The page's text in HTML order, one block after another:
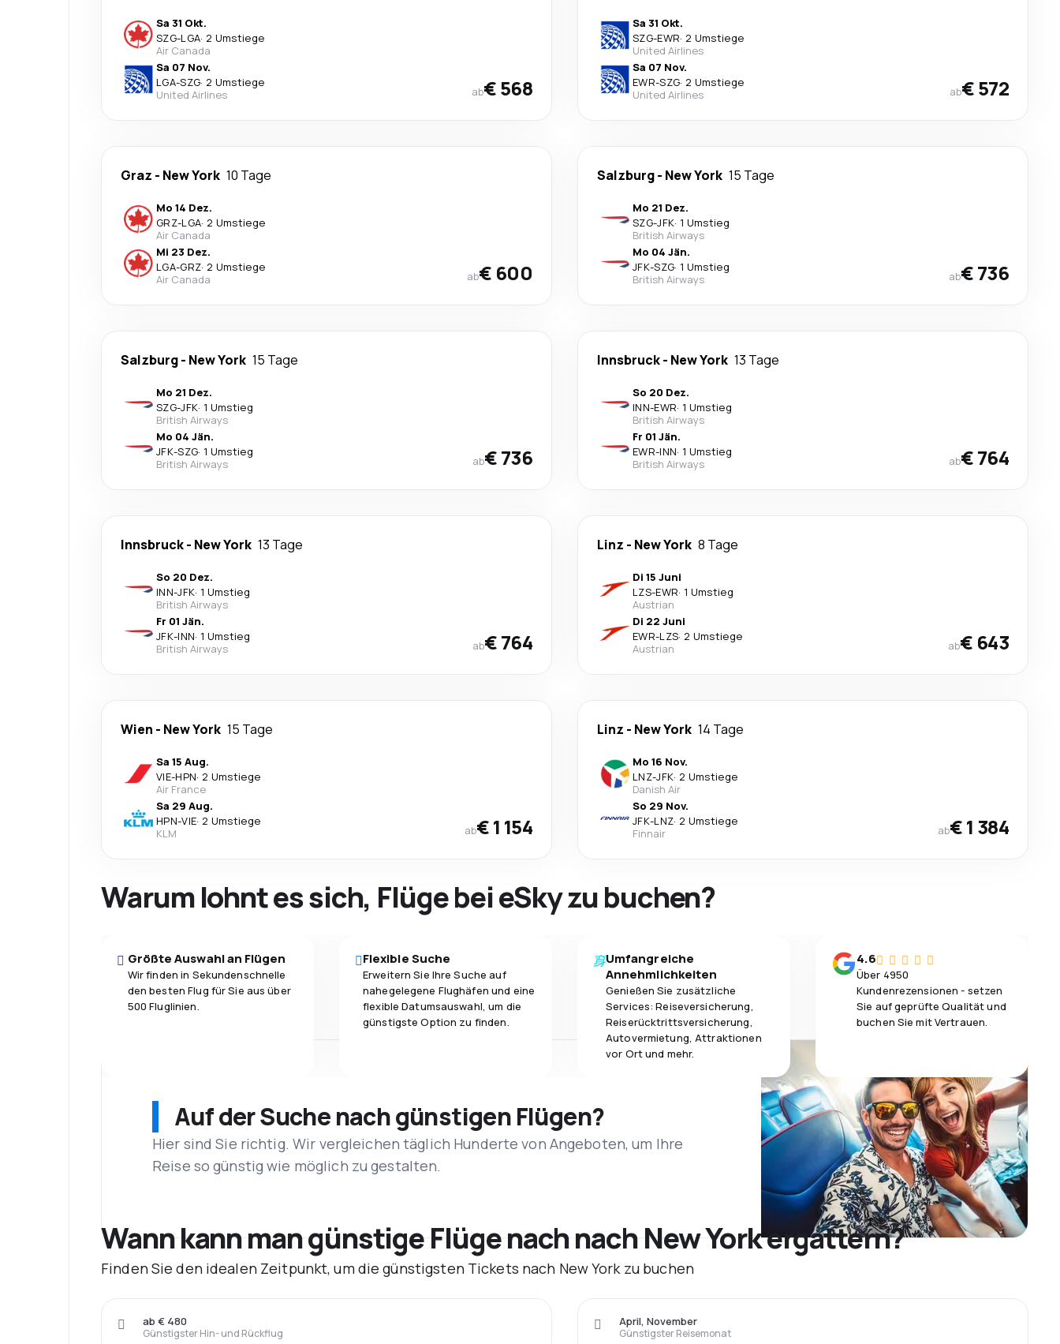
Sa 31 Okt.
SZG-LGA· 2 Umstiege
Air Canada
Sa 07 Nov.
LGA-SZG· 2 Umstiege
United Airlines
ab€ 568
Sa 31 Okt.
SZG-EWR· 2 Umstiege
United Airlines
Sa 07 Nov.
EWR-SZG· 2 Umstiege
United Airlines
ab€ 572
Graz - New York 10 Tage
Mo 14 Dez.
GRZ-LGA· 2 Umstiege
Air Canada
Mi 23 Dez.
LGA-GRZ· 2 Umstiege
Air Canada
ab€ 600
Salzburg- New York 15 Tage
Mo 21 Dez.
SZG-JFK· 1 Umstieg
British Airways
Mo 04 Jän.
JFK-SZG· 1 Umstieg
British Airways
ab€ 736
Salzburg- New York 15 Tage
Mo 21 Dez.
SZG-JFK· 1 Umstieg
British Airways
Mo 04 Jän.
JFK-SZG· 1 Umstieg
British Airways
ab€ 736
Innsbruck- New York 13 Tage
So 20 Dez.
INN-EWR· 1 Umstieg
British Airways
Fr 01 Jän.
EWR-INN· 1 Umstieg
British Airways
ab€ 764
Innsbruck- New York 13 Tage
So 20 Dez.
INN-JFK· 1 Umstieg
British Airways
Fr 01 Jän.
JFK-INN· 1 Umstieg
British Airways
ab€ 764
Linz - New York 8 Tage
Di 15 Juni
LZS-EWR· 1 Umstieg
Austrian
Di 22 Juni
EWR-LZS· 2 Umstiege
Austrian
ab€ 643
Wien - New York 15 Tage
Sa 15 Aug.
VIE-HPN· 2 Umstiege
Air France
Sa 29 Aug.
HPN-VIE· 2 Umstiege
KLM
ab€ 1 154
Linz - New York 14 Tage
Mo 16 Nov.
LNZ-JFK· 2 Umstiege
Danish Air
So 29 Nov.
JFK-LNZ· 2 Umstiege
Finnair
ab€ 1 384
Warum lohnt es sich, Flüge bei eSky zu buchen?
Größte Auswahl an Flügen
Wir finden in Sekundenschnelle
den besten Flug für Sie aus über
500 Fluglinien.
Flexible Suche
Erweitern Sie Ihre Suche auf
nahegelegene Flughäfen und eine
flexible Datumsauswahl, um die
günstigste Option zu finden.
Umfangreiche
Annehmlichkeiten
Genießen Sie zusätzliche
Services: Reiseversicherung,
Reiserücktrittsversicherung,
Autovermietung, Attraktionen
vor Ort und mehr.
4.6
Über 4950
Kundenrezensionen - setzen
Sie auf geprüfte Qualität und
buchen Sie mit Vertrauen.
Auf der Suche nach günstigen Flügen?
Hier sind Sie richtig. Wir vergleichen täglich Hunderte von Angeboten, um Ihre
Reise so günstig wie möglich zu gestalten.
Wann kann man günstige Flüge nach nach New York ergattern?
Finden Sie den idealen Zeitpunkt, um die günstigsten Tickets nach New York zu buchen
Günstigster Hin- und Rückflug
ab € 480
Günstigster Reisemonat
April, November